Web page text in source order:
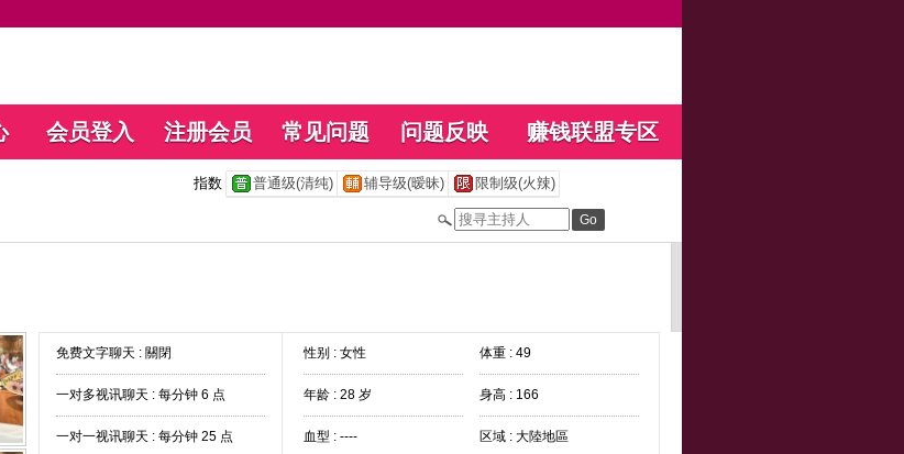
会员登入 注册会员 常见问题 问题反映 赚钱联盟专区
指数 普通级(清纯) 辅导级(暧昧) 限制级(火辣)
免费文字聊天 : 關閉
一对多视讯聊天 : 每分钟 6 点
一对一视讯聊天 : 每分钟 25 点
性别 : 女性 体重 : 49
年龄 : 28 岁 身高 : 166
血型 : ---- 区域 : 大陸地區